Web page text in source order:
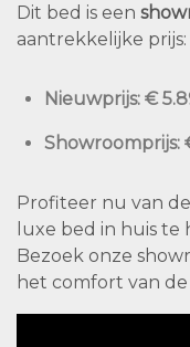
Dit bed is een
aantrekkelijke prijs:
Nieuwprijs: €
Showroomprijs:
Profiteer nu van
luxe bed in huis te
Bezoek onze
het comfort van